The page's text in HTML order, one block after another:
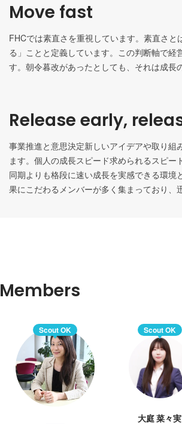
Move fast
FHCでは素直さを重視しています。素直さ
る」ことと定義しています。この判断軸で
す。朝令暮改があったとしても、それは成長
Release early,
事業推進と意思決定新しいアイデアや取り
ます。個人の成長スピード求められるスピ
同期よりも格段に速い成長を実感できる環
果にこだわるメンバーが多く集まっており、
Members
Scout OK Scout OK
大庭 菜々実